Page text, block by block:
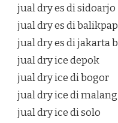
jual dry es di sidoarjo
jual dry es di
jual dry es di jakarta
jual dry ice depok
jual dry ice di bogor
jual dry ice di malang
jual dry ice di solo